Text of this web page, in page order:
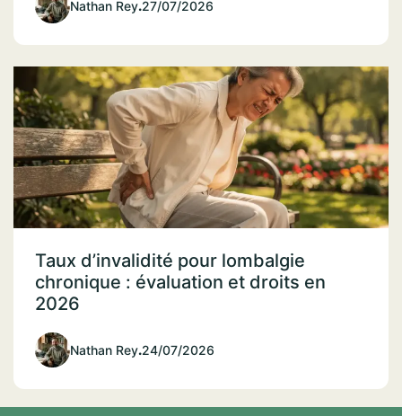
Nathan Rey.27/07/2026
Taux d’invalidité pour lombalgie
chronique : évaluation et droits en
2026
Nathan Rey.24/07/2026